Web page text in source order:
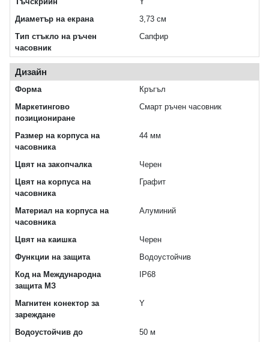
Диаметър на екрана
3,73 см
Тип стъкло на ръчен
часовник
Сапфир
Дизайн
Форма
Кръгъл
Маркетингово
позициониране
Смарт ръчен часовник
Размер на корпуса на
часовника
44 мм
Цвят на закопчалка
Черен
Цвят на корпуса на
часовника
Графит
Материал на корпуса на
часовника
Алуминий
Цвят на каишка
Черен
Функции на защита
Водоустойчив
Код на Международна
защита МЗ
IP68
Магнитен конектор за
зареждане
Y
Водоустойчив до
50 м